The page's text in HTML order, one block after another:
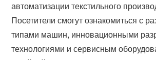
автоматизации текстильного
Посетители смогут ознакомиться с
типами машин, инновационными
технологиями и сервисным